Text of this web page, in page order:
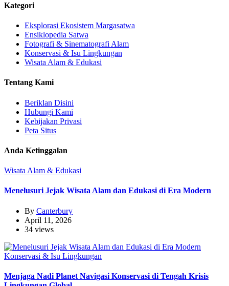
Kategori
Eksplorasi Ekosistem Margasatwa
Ensiklopedia Satwa
Fotografi & Sinematografi Alam
Konservasi & Isu Lingkungan
Wisata Alam & Edukasi
Tentang Kami
Beriklan Disini
Hubungi Kami
Kebijakan Privasi
Peta Situs
Anda Ketinggalan
Wisata Alam & Edukasi
Menelusuri Jejak Wisata Alam dan Edukasi di Era Modern
By Canterbury
April 11, 2026
34 views
Konservasi & Isu Lingkungan
Menjaga Nadi Planet Navigasi Konservasi di Tengah Krisis